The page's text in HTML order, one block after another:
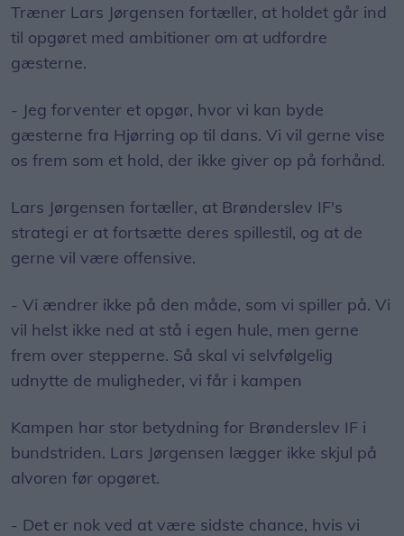
Træner Lars Jørgensen fortæller, at holdet går ind
til opgøret med ambitioner om at udfordre
gæsterne.
- Jeg forventer et opgør, hvor vi kan byde
gæsterne fra Hjørring op til dans. Vi vil gerne vise
os frem som et hold, der ikke giver op på forhånd.
Lars Jørgensen fortæller, at Brønderslev IF's
strategi er at fortsætte deres spillestil, og at de
gerne vil være offensive.
- Vi ændrer ikke på den måde, som vi spiller på. Vi
vil helst ikke ned at stå i egen hule, men gerne
frem over stepperne. Så skal vi selvfølgelig
udnytte de muligheder, vi får i kampen
Kampen har stor betydning for Brønderslev IF i
bundstriden. Lars Jørgensen lægger ikke skjul på
alvoren før opgøret.
- Det er nok ved at være sidste chance, hvis vi